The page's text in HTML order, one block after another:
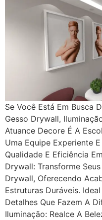
Se Você Está Em Busca
Gesso Drywall,
Atuance Decore É A
Uma Equipe Experiente
Qualidade E Eficiência
Drywall: Transforme
Drywall, Oferecendo
Estruturas Duráveis.
Detalhes Que Fazem A
Iluminação: Realce A